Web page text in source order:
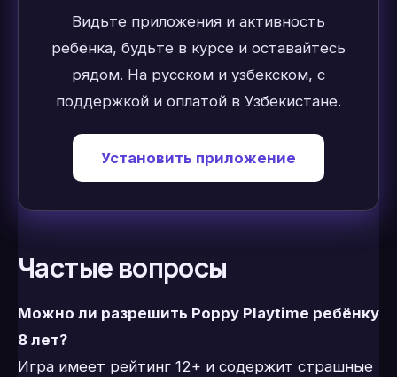
Видьте приложения и активность
ребёнка, будьте в курсе и оставайтесь
рядом. На русском и узбекском, с
поддержкой и оплатой в Узбекистане.
Установить приложение
Частые вопросы
Можно ли разрешить Poppy Playtime ребёнку
8 лет?
Игра имеет рейтинг 12+ и содержит страшные